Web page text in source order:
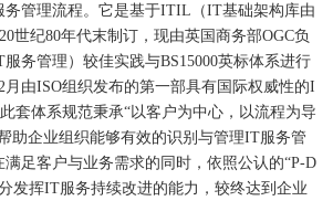
务管理流程。它是基于ITIL（IT基础架构库由
世纪80年代末制订，现由英国商务部OGC负
务管理）较佳实践与BS15000英标体系进行
月由ISO组织发布的第一部具有国际权威性的I
套体系规范秉承“以客户为中心，以流程为导
助企业组织能够有效的识别与管理IT服务管
足客户与业务需求的同时，依照公认的“P-D
发挥IT服务持续改进的能力，较终达到企业